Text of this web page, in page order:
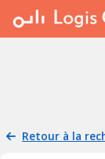
À LOUER
PLACER
Retour à la